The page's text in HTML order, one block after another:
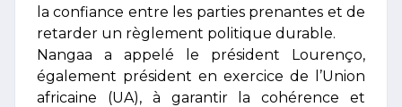
la confiance entre les parties prenantes et de
retarder un règlement politique durable.
Nangaa a appelé le président Lourenço,
également président en exercice de l’Union
africaine (UA), à garantir la cohérence et